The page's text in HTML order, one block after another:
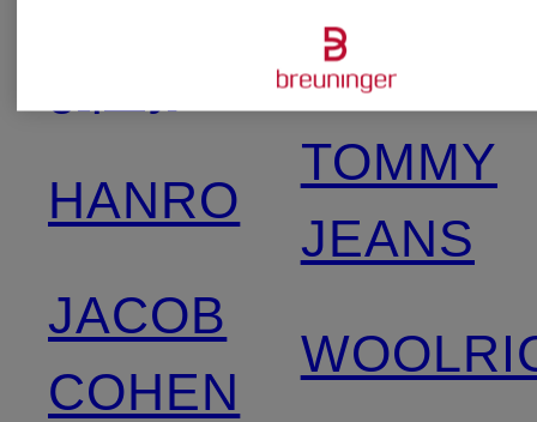
HANRO
JACOB
COHEN
Superdry
TOMMY
JEANS